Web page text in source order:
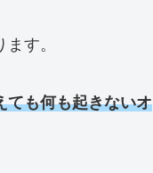
す。
ても何も起きないオ